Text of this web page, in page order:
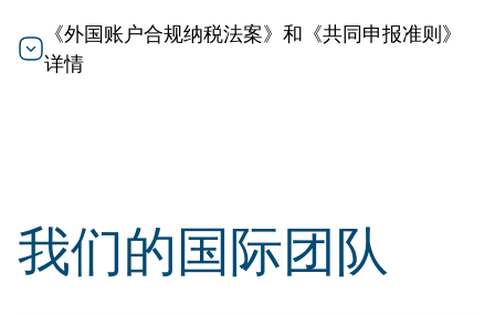
《外国账户合规纳税法案》和《共同申报准则》
详情
我们的国际团队